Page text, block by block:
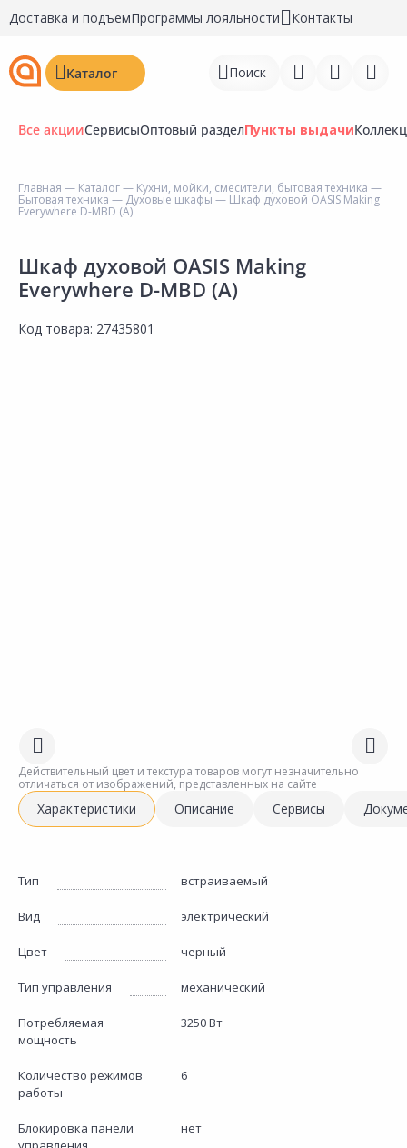
Доставка и подъемПрограммы лояльности Контакты
Каталог Поиск
Перейти к сравнению
Избранное
Все акцииСервисыОптовый разделПункты выдачи
Главная — Каталог— Кухни, мойки, смесители, бытовая техника —
Бытовая техника — Духовые шкафы — Шкаф духовой OASIS Making
Everywhere D-MBD (A)
Шкаф духовой OASIS Making
Everywhere D-MBD (A)
Код товара: 27435801
Действительный цвет и текстура товаров могут незначительно
отличаться от изображений, представленных на сайте
Характеристики Описание Сервисы
Тип встраиваемый
Вид электрический
Цвет черный
Тип управления механический
Потребляемая
мощность
3250 Вт
Количество режимов
работы
6
Блокировка панели
нет